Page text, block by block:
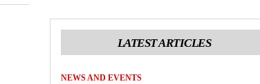
LATEST ARTICLES
NEWS AND EVENTS